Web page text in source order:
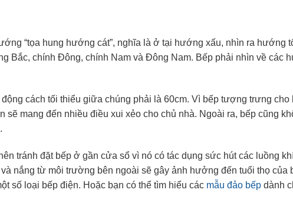
“tọa hung hướng cát”, nghĩa là ở tại hướng xấu, nhìn ra hướng
Bắc, chính Đông, chính Nam và Đông Nam. Bếp phải nhìn về các
cách tối thiểu giữa chúng phải là 60cm. Vì bếp tượng trưng cho
sẽ mang đến nhiều điều xui xẻo cho chủ nhà. Ngoài ra, bếp cũng
tránh đặt bếp ở gần cửa sổ vì nó có tác dụng sức hút các luồng
nắng từ môi trường bên ngoài sẽ gây ảnh hưởng đến tuổi thọ của
số loại bếp điện. Hoặc bạn có thể tìm hiểu các mẫu đảo bếp dành